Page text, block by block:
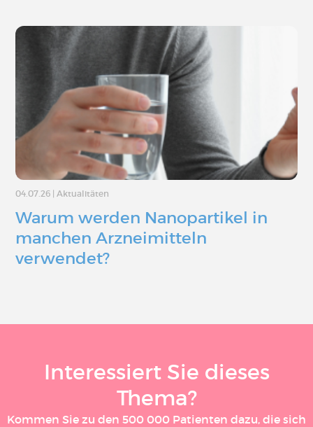
04.07.26 Aktualitäten
Warum werden Nanopartikel in
manchen Arzneimitteln
verwendet?
Interessiert Sie dieses
Thema?
Kommen Sie zu den 500 000 Patienten dazu, die sich